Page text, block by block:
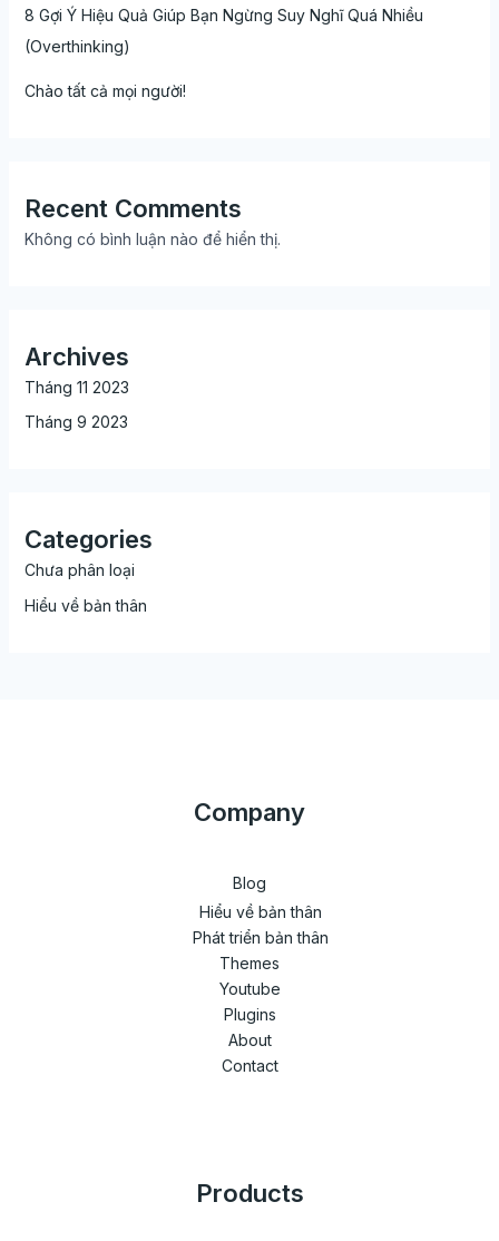
8 Gợi Ý Hiệu Quả Giúp Bạn Ngừng Suy Nghĩ Quá Nhiều
(Overthinking)
Chào tất cả mọi người!
Recent Comments
Không có bình luận nào để hiển thị.
Archives
Tháng 11 2023
Tháng 9 2023
Categories
Chưa phân loại
Hiểu về bản thân
Company
Blog
Hiểu về bản thân
Phát triển bản thân
Themes
Youtube
Plugins
About
Contact
Products